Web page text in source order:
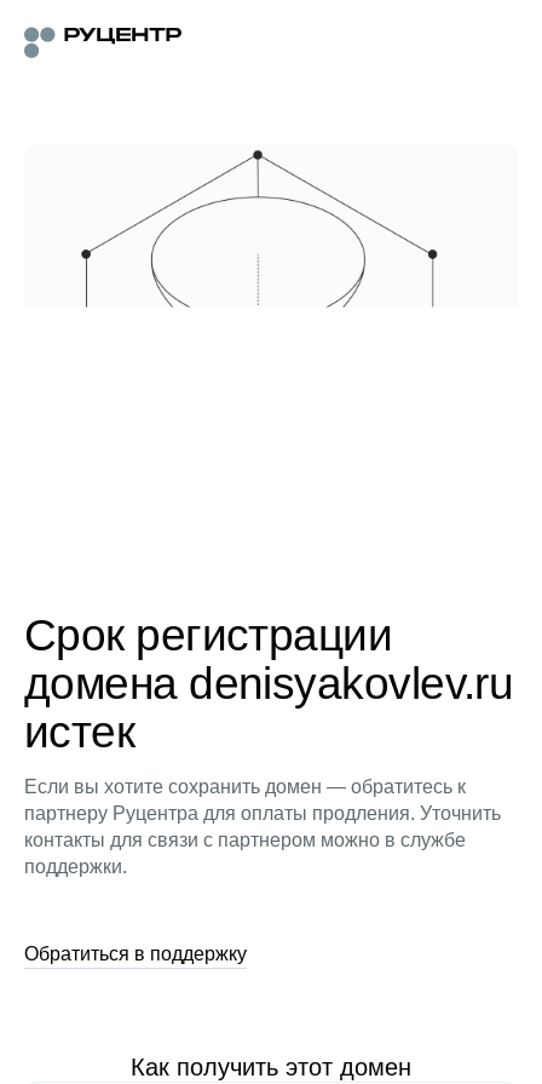
Срок регистрации
домена denisyakovlev.ru
истек
Если вы хотите сохранить домен — обратитесь к
партнеру Руцентра для оплаты продления. Уточнить
контакты для связи с партнером можно в службе
поддержки.
Обратиться в поддержку
Как получить этот домен